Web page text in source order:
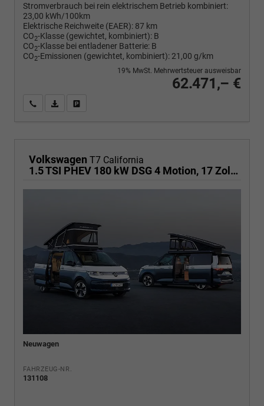
Stromverbrauch bei rein elektrischem Betrieb kombiniert:
23,00 kWh/100km
Elektrische Reichweite (EAER): 87 km
CO2-Klasse (gewichtet, kombiniert): B
CO2-Klasse bei entladener Batterie: B
CO2-Emissionen (gewichtet, kombiniert): 21,00 g/km
62.471,– €
19% MwSt. Mehrwertsteuer ausweisbar
Wir rufen Sie anPDF-Fahrzeugexposé drucken
Volkswagen T7 California
1.5 TSI PHEV 180 kW DSG 4 Motion, 17 Zoll Fahrwerk, Sitze 4, Leichtmetallfelgen Zoll, Markise mit Schiene und Gehäuse links, Klima, 5 Jahre Werksgarantie,
Neuwagen
FAHRZEUG-NR.
131108